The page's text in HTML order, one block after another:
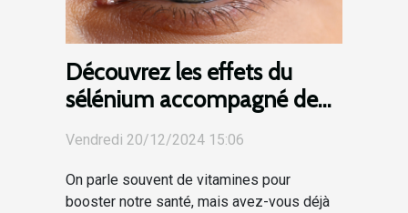
Découvrez les effets du
sélénium accompagné de
Vendredi 20/12/2024 15:06
On parle souvent de vitamines pour
booster notre santé, mais avez-vous déjà